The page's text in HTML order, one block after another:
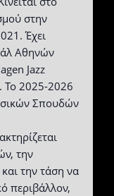
στην
Έχει
Αθηνών
Jazz
To 2025-2026
Σπουδών
την
την τάση να
περιβάλλον,